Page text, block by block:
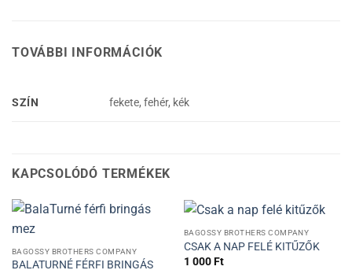
TOVÁBBI INFORMÁCIÓK
SZÍN fekete, fehér, kék
KAPCSOLÓDÓ TERMÉKEK
BAGOSSY BROTHERS COMPANY
BALATURNÉ FÉRFI BRINGÁS
BAGOSSY BROTHERS COMPANY
CSAK A NAP FELÉ KITŰZŐK
1 000Ft